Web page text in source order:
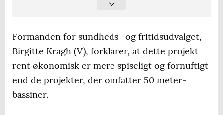
Til sammenligning anslås det, at en ny
svømmehal med 50 meter-bassin ved Kolding
Hallerne vil koste mellem 200 og 210 millioner
kroner.
Formanden for sundheds- og fritidsudvalget,
Birgitte Kragh (V), forklarer, at dette projekt
rent økonomisk er mere spiseligt og fornuftigt
end de projekter, der omfatter 50 meter-
bassiner.